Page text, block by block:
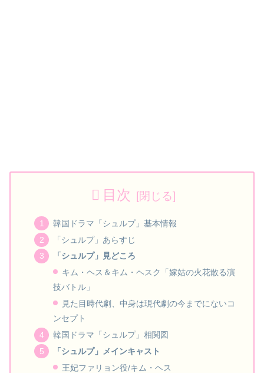
目次
韓国ドラマ「シュルプ」基本情報
「シュルプ」あらすじ
「シュルプ」見どころ
キム・ヘス＆キム・ヘスク「嫁姑の火花散る演
技バトル」
見た目時代劇、中身は現代劇の今までにないコ
ンセプト
韓国ドラマ「シュルプ」相関図
「シュルプ」メインキャスト
王妃ファリョン役/キム・ヘス